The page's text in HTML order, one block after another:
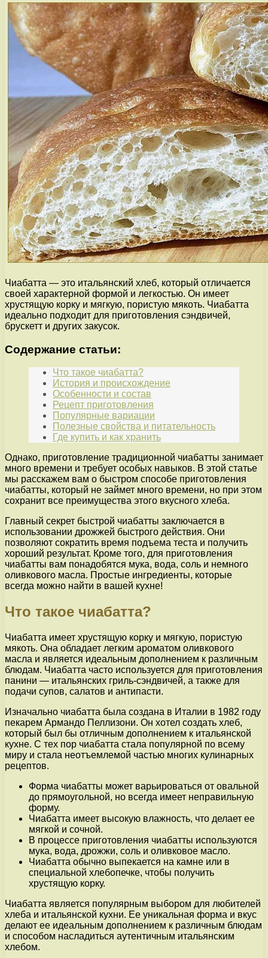
Чиабатта — это итальянский хлеб, который отличается
своей характерной формой и легкостью. Он имеет
хрустящую корку и мягкую, пористую мякоть. Чиабатта
идеально подходит для приготовления сэндвичей,
брускетт и других закусок.
Содержание статьи:
Что такое чиабатта?
История и происхождение
Особенности и состав
Рецепт приготовления
Популярные вариации
Полезные свойства и питательность
Где купить и как хранить
Однако, приготовление традиционной чиабатты занимает
много времени и требует особых навыков. В этой статье
мы расскажем вам о быстром способе приготовления
чиабатты, который не займет много времени, но при этом
сохранит все преимущества этого вкусного хлеба.
Главный секрет быстрой чиабатты заключается в
использовании дрожжей быстрого действия. Они
позволяют сократить время подъема теста и получить
хороший результат. Кроме того, для приготовления
чиабатты вам понадобятся мука, вода, соль и немного
оливкового масла. Простые ингредиенты, которые
всегда можно найти в вашей кухне!
Что такое чиабатта?
Чиабатта имеет хрустящую корку и мягкую, пористую
мякоть. Она обладает легким ароматом оливкового
масла и является идеальным дополнением к различным
блюдам. Чиабатта часто используется для приготовления
панини — итальянских гриль-сэндвичей, а также для
подачи супов, салатов и антипасти.
Изначально чиабатта была создана в Италии в 1982 году
пекарем Армандо Пеллизони. Он хотел создать хлеб,
который был бы отличным дополнением к итальянской
кухне. С тех пор чиабатта стала популярной по всему
миру и стала неотъемлемой частью многих кулинарных
рецептов.
Форма чиабатты может варьироваться от овальной
до прямоугольной, но всегда имеет неправильную
форму.
Чиабатта имеет высокую влажность, что делает ее
мягкой и сочной.
В процессе приготовления чиабатты используются
мука, вода, дрожжи, соль и оливковое масло.
Чиабатта обычно выпекается на камне или в
специальной хлебопечке, чтобы получить
хрустящую корку.
Чиабатта является популярным выбором для любителей
хлеба и итальянской кухни. Ее уникальная форма и вкус
делают ее идеальным дополнением к различным блюдам
и способом насладиться аутентичным итальянским
хлебом.